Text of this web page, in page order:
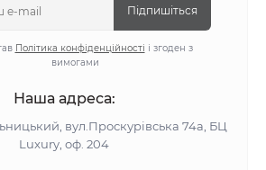
Підпишіться
Політика конфіденційності і згоден з
вимогами
Наша адреса:
вул.Проскурівська 74а, БЦ
Luxury, оф. 204